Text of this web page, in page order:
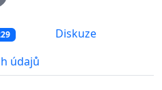
Diskuze
údajů